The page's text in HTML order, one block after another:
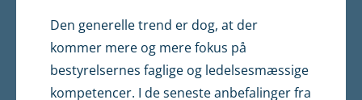
Den generelle trend er dog, at der
kommer mere og mere fokus på
bestyrelsernes faglige og ledel­sesmæssige
kompetencer. I de seneste anbefalinger fra